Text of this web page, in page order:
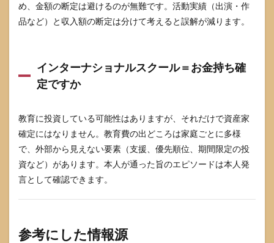
め、金額の断定は避けるのが無難です。活動実績（出演・作
品など）と収入額の断定は分けて考えると誤解が減ります。
インターナショナルスクール＝お金持ち確
定ですか
教育に投資している可能性はありますが、それだけで資産家
確定にはなりません。教育費の出どころは家庭ごとに多様
で、外部から見えない要素（支援、優先順位、期間限定の投
資など）があります。本人が通った旨のエピソードは本人発
言として確認できます。
参考にした情報源